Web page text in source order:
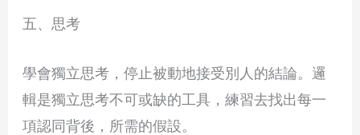
五、思考
學會獨立思考，停止被動地接受別人的結論。邏
輯是獨立思考不可或缺的工具，練習去找出每一
項認同背後，所需的假設。